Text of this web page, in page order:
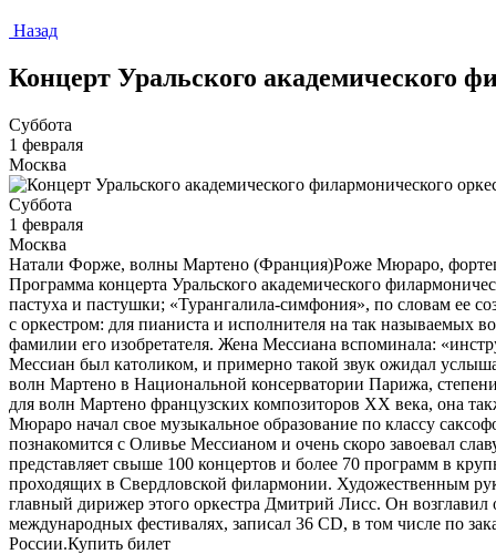
Назад
Концерт Уральского академического
Суббота
1 февраля
Москва
Суббота
1 февраля
Москва
Натали Форже, волны Мартено (Франция)Роже Мюраро,
Программа концерта Уральского академического
пастуха и пастушки; «Турангалила-симфония», по словам ее
с оркестром: для пианиста и исполнителя на так называемых
фамилии его изобретателя. Жена Мессиана вспоминала:
Мессиан был католиком, и примерно такой звук ожидал
волн Мартено в Национальной консерватории Парижа,
для волн Мартено французских композиторов ХХ века, она
Мюраро начал свое музыкальное образование по классу
познакомится с Оливье Мессианом и очень скоро завоевал
представляет свыше 100 концертов и более 70 программ в
проходящих в Свердловской филармонии. Художественным
главный дирижер этого оркестра Дмитрий Лисс. Он возглавил
международных фестивалях, записал 36 CD, в том числе по
России.Купить билет